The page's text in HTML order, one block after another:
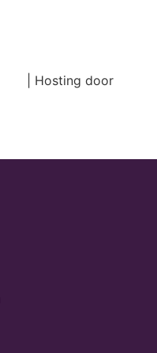
| Hosting door